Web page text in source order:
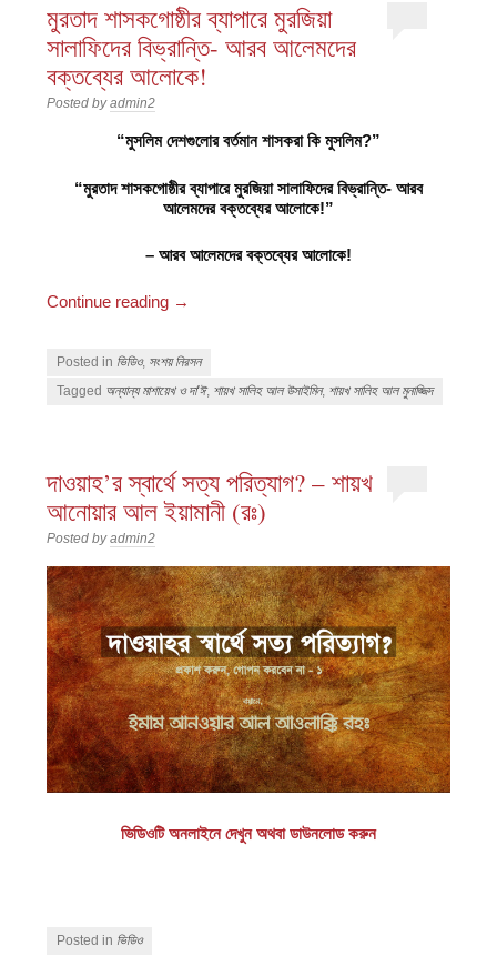
মুরতাদ শাসকগোষ্ঠীর ব্যাপারে মুরজিয়া
সালাফিদের বিভ্রান্তি- আরব আলেমদের
বক্তব্যের আলোকে!
Posted byadmin2
“মুসলিম দেশগুলোর বর্তমান শাসকরা কি মুসলিম?”
“মুরতাদ শাসকগোষ্ঠীর ব্যাপারে মুরজিয়া সালাফিদের বিভ্রান্তি- আরব
আলেমদের বক্তব্যের আলোকে!”
– আরব আলেমদের বক্তব্যের আলোকে!
Continue reading →
Posted in ভিডিও, সংশয় নিরসন
Tagged অন্যান্য মাশায়েখ ও দা'ঈ, শায়খ সালিহ আল উসাইমিন, শায়খ সালিহ আল মুনাজ্জিদ
দাওয়াহ’র স্বার্থে সত্য পরিত্যাগ? – শায়খ
আনোয়ার আল ইয়ামানী (রঃ)
Posted byadmin2
ভিডিওটি অনলাইনে দেখুন অথবা ডাউনলোড করুন
Posted in ভিডিও